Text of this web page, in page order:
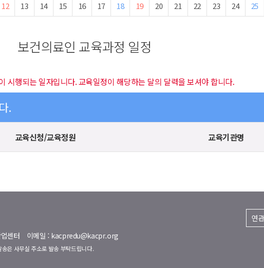
12 13 14 15 16 17 18 19 20 21 22 23 24 25
보건의료인 교육과정 일정
시행되는 일자입니다. 교육일정이 해당하는 달의 달력을 보셔야 합니다.
.
교육신청/교육정원 교육기관명
업센터 이메일 : kacpredu@kacpr.org
송은 사무실 주소로 발송 부탁드립니다.